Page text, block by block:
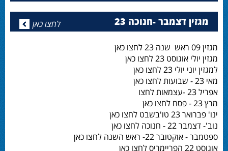
מגזין דצמבר -חנוכה 23 לחצו כאן
מגזין 09 ראש שנה 23 לחצו כאן
מגזין יולי אוגוסט 23 לחצו כאן
למגזין יוני יולי 23 לחצו כאן
מאי 23 - שבועות לחצו כאן
אפריל 23 -עצמאות לחצו
מרץ 23 - פסח לחצו כאן
ינו' פברואר 23 טו'בשבט לחצו כאן
נוב'- דצמבר 22 - חנוכה לחצו כאן
ספטמבר - אוקטובר 22- ראש השנה לחצו כאן
אוגוסט 22 הפריימריס לחצו כאן